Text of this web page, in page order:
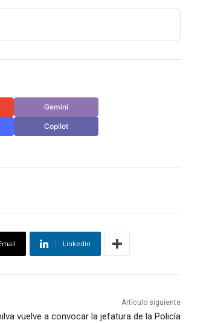
Gemini
Copilot
Linkedin
Artículo siguiente
vuelve a convocar la jefatura de la Policía